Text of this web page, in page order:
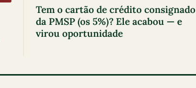
Tem o cartão de crédito consignado
da PMSP (os 5%)? Ele acabou — e
virou oportunidade